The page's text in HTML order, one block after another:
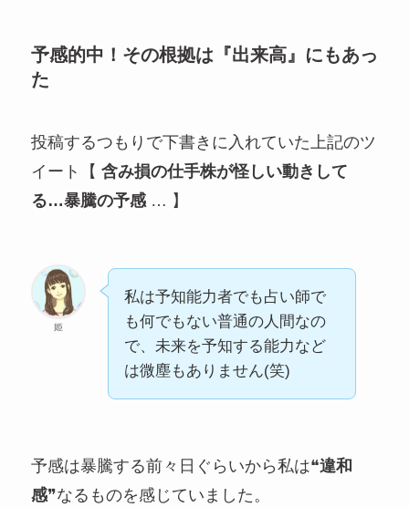
予感的中！その根拠は『出来高』にもあっ
た
投稿するつもりで下書きに入れていた上記のツ
イート【 含み損の仕手株が怪しい動きして
る…暴騰の予感 … 】
姫
私は予知能力者でも占い師で
も何でもない普通の人間なの
で、未来を予知する能力など
は微塵もありません(笑)
予感は暴騰する前々日ぐらいから私は❝違和
感❞なるものを感じていました。